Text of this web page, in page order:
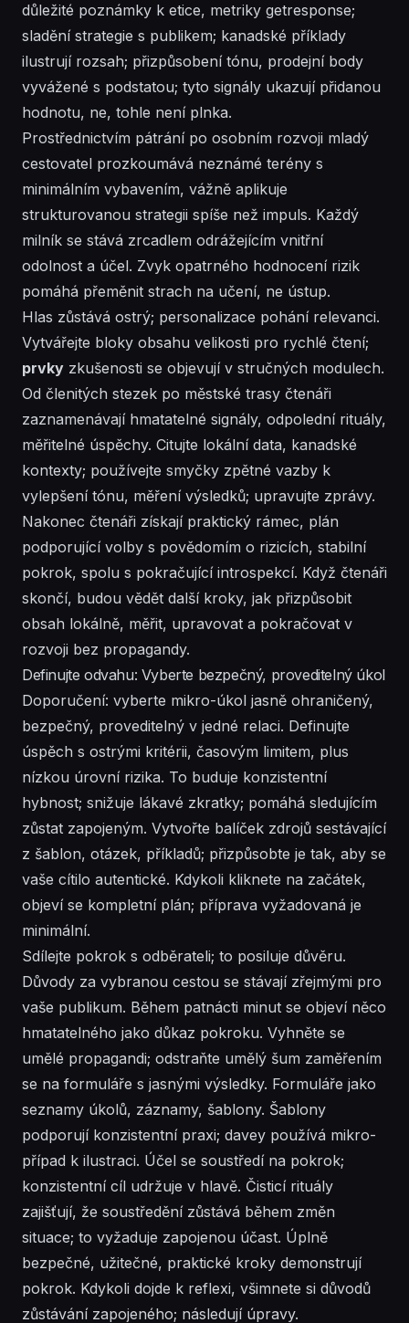
důležité poznámky k etice, metriky getresponse;
sladění strategie s publikem; kanadské příklady
ilustrují rozsah; přizpůsobení tónu, prodejní body
vyvážené s podstatou; tyto signály ukazují přidanou
hodnotu, ne, tohle není plnka.
Prostřednictvím pátrání po osobním rozvoji mladý
cestovatel prozkoumává neznámé terény s
minimálním vybavením, vážně aplikuje
strukturovanou strategii spíše než impuls. Každý
milník se stává zrcadlem odrážejícím vnitřní
odolnost a účel. Zvyk opatrného hodnocení rizik
pomáhá přeměnit strach na učení, ne ústup.
Hlas zůstává ostrý; personalizace pohání relevanci.
Vytvářejte bloky obsahu velikosti pro rychlé čtení;
prvky zkušenosti se objevují v stručných modulech.
Od členitých stezek po městské trasy čtenáři
zaznamenávají hmatatelné signály, odpolední rituály,
měřitelné úspěchy. Citujte lokální data, kanadské
kontexty; používejte smyčky zpětné vazby k
vylepšení tónu, měření výsledků; upravujte zprávy.
Nakonec čtenáři získají praktický rámec, plán
podporující volby s povědomím o rizicích, stabilní
pokrok, spolu s pokračující introspekcí. Když čtenáři
skončí, budou vědět další kroky, jak přizpůsobit
obsah lokálně, měřit, upravovat a pokračovat v
rozvoji bez propagandy.
Definujte odvahu: Vyberte bezpečný, proveditelný úkol
Doporučení: vyberte mikro-úkol jasně ohraničený,
bezpečný, proveditelný v jedné relaci. Definujte
úspěch s ostrými kritérii, časovým limitem, plus
nízkou úrovní rizika. To buduje konzistentní
hybnost; snižuje lákavé zkratky; pomáhá sledujícím
zůstat zapojeným. Vytvořte balíček zdrojů sestávající
z šablon, otázek, příkladů; přizpůsobte je tak, aby se
vaše cítilo autentické. Kdykoli kliknete na začátek,
objeví se kompletní plán; příprava vyžadovaná je
minimální.
Sdílejte pokrok s odběrateli; to posiluje důvěru.
Důvody za vybranou cestou se stávají zřejmými pro
vaše publikum. Během patnácti minut se objeví něco
hmatatelného jako důkaz pokroku. Vyhněte se
umělé propagandi; odstraňte umělý šum zaměřením
se na formuláře s jasnými výsledky. Formuláře jako
seznamy úkolů, záznamy, šablony. Šablony
podporují konzistentní praxi; davey používá mikro-
případ k ilustraci. Účel se soustředí na pokrok;
konzistentní cíl udržuje v hlavě. Čisticí rituály
zajišťují, že soustředění zůstává během změn
situace; to vyžaduje zapojenou účast. Úplně
bezpečné, užitečné, praktické kroky demonstrují
pokrok. Kdykoli dojde k reflexi, všimnete si důvodů
zůstávání zapojeného; následují úpravy.